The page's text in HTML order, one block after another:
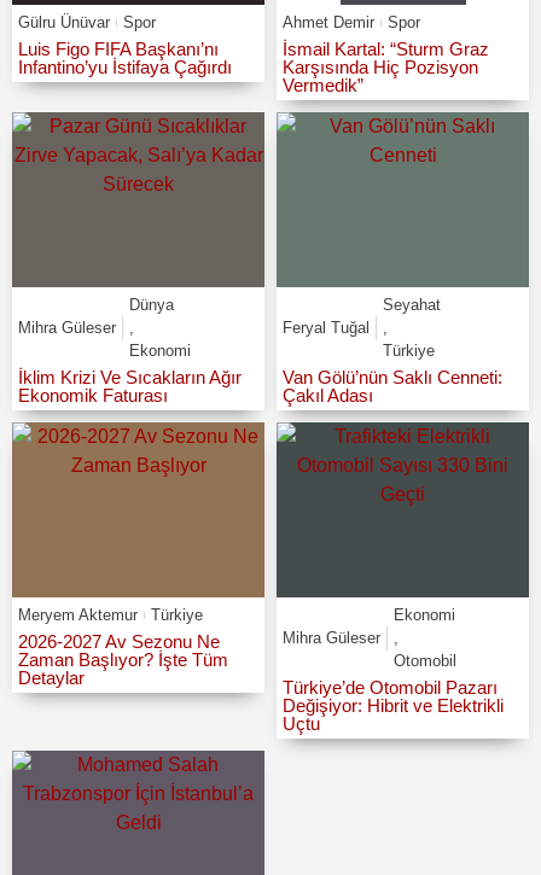
Gülru Ünüvar Spor
Luis Figo FIFA Başkanı’nı
Infantino’yu İstifaya Çağırdı
Ahmet Demir Spor
İsmail Kartal: “Sturm Graz
Karşısında Hiç Pozisyon
Vermedik”
Mihra Güleser
Dünya
,
Ekonomi
İklim Krizi Ve Sıcakların Ağır
Ekonomik Faturası
Feryal Tuğal
Seyahat
,
Türkiye
Van Gölü’nün Saklı Cenneti:
Çakıl Adası
Meryem Aktemur Türkiye
2026-2027 Av Sezonu Ne
Zaman Başlıyor? İşte Tüm
Detaylar
Mihra Güleser
Ekonomi
,
Otomobil
Türkiye’de Otomobil Pazarı
Değişiyor: Hibrit ve Elektrikli
Uçtu